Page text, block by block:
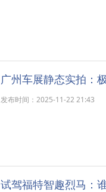
广州车展静态实拍：
发布时间：2025-11-22 21:43
试驾福特智趣烈马：